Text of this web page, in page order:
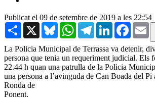
Publicat el 09 de setembre de 2019 a les 22:54
Share X BlueskyWhatsAppTelegramLinkedIn
La Policia Municipal de Terrassa va detenir,
persona que tenia un requeriment judicial. Els
22.44 h quan una patrulla de la Policia
una persona a l’avinguda de Can Boada del Pi
Ronda de
Ponent.